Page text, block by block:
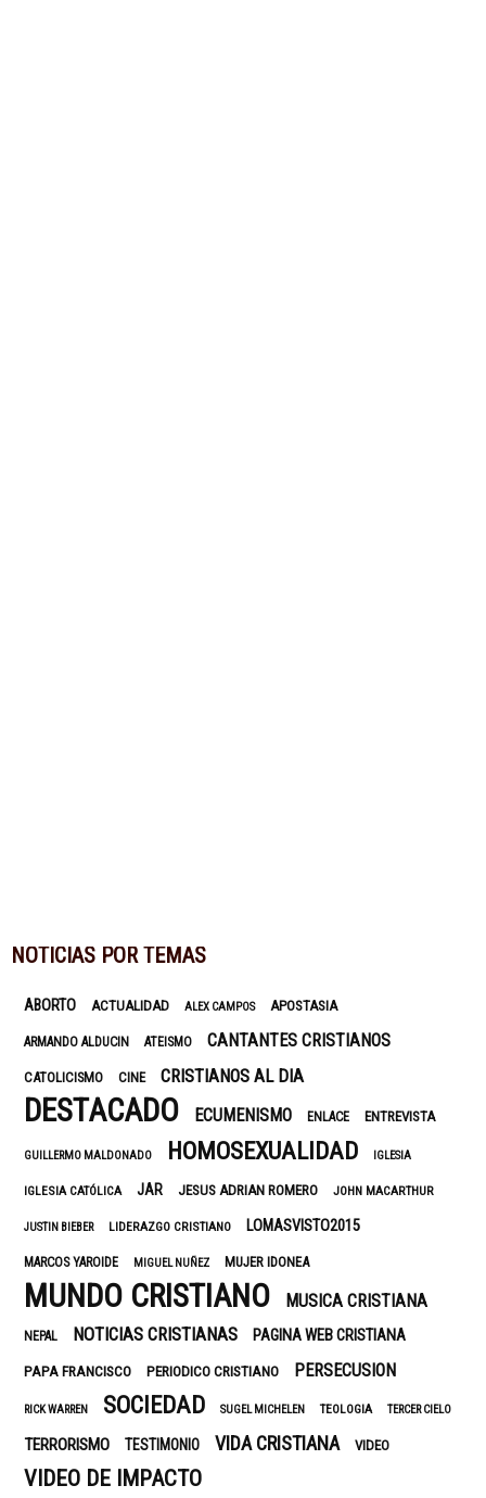
NOTICIAS POR TEMAS
ABORTO ACTUALIDAD ALEX CAMPOS APOSTASIA
ARMANDO ALDUCIN ATEISMO CANTANTES CRISTIANOS
CATOLICISMO CINE CRISTIANOS AL DIA
DESTACADO ECUMENISMO ENLACE ENTREVISTA
GUILLERMO MALDONADO HOMOSEXUALIDAD IGLESIA
IGLESIA CATÓLICA JAR JESUS ADRIAN ROMERO JOHN MACARTHUR
JUSTIN BIEBER LIDERAZGO CRISTIANO LOMASVISTO2015
MARCOS YAROIDE MIGUEL NUÑEZ MUJER IDONEA
MUNDO CRISTIANO MUSICA CRISTIANA
NEPAL NOTICIAS CRISTIANAS PAGINA WEB CRISTIANA
PAPA FRANCISCO PERIODICO CRISTIANO PERSECUSION
RICK WARREN SOCIEDAD SUGEL MICHELEN TEOLOGIA TERCER CIELO
TERRORISMO TESTIMONIO VIDA CRISTIANA VIDEO
VIDEO DE IMPACTO